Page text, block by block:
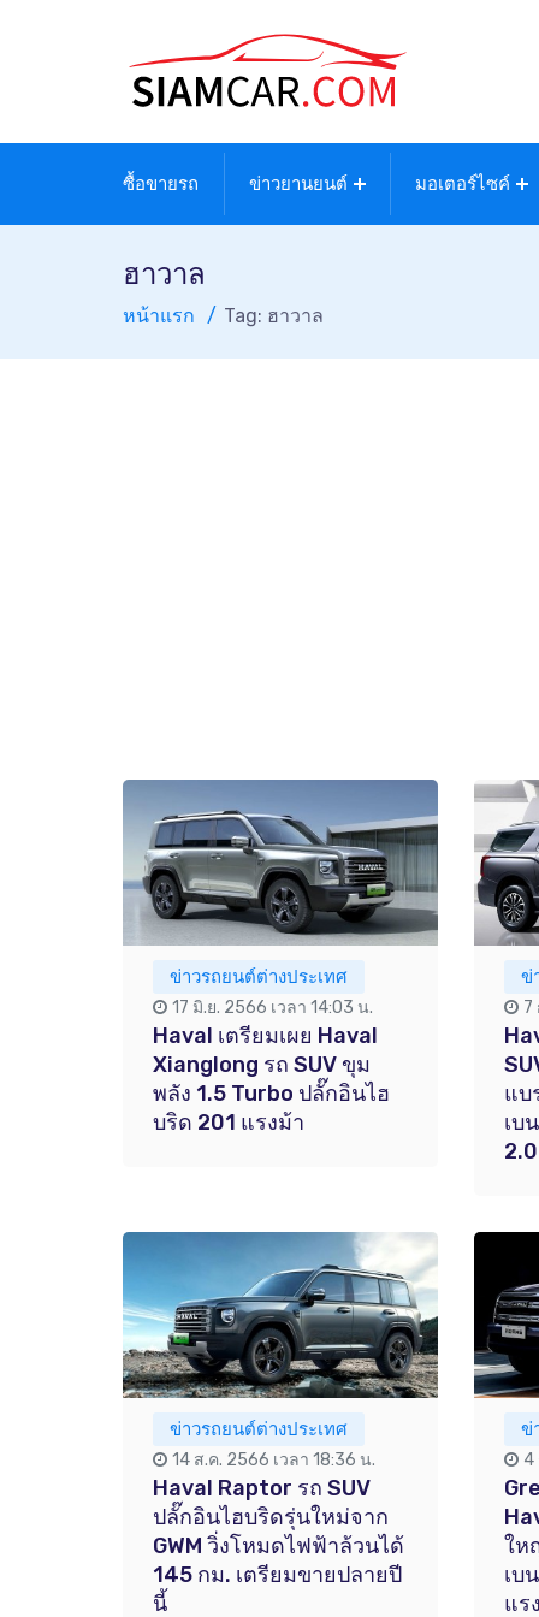
ซื้อขายรถ ข่าวยานยนต์ มอเตอร์ไซค์
ฮาวาล
หน้าแรก Tag: ฮาวาล
ข่าวรถยนต์ต่างประเทศ
17 มิ.ย. 2566 เวลา 14:03 น.
Haval เตรียมเผย Haval
Xianglong รถ SUV ขุม
พลัง 1.5 Turbo ปลั๊กอินไฮ
บริด 201 แรงม้า
ข่
7
แบ
เบ
ข่าวรถยนต์ต่างประเทศ
14 ส.ค. 2566 เวลา 18:36 น.
Haval Raptor รถ SUV
ปลั๊กอินไฮบริดรุ่นใหม่จาก
GWM วิ่งโหมดไฟฟ้าล้วนได้
145 กม. เตรียมขายปลายปี
นี้
ข่
4
ให
เบ
แร